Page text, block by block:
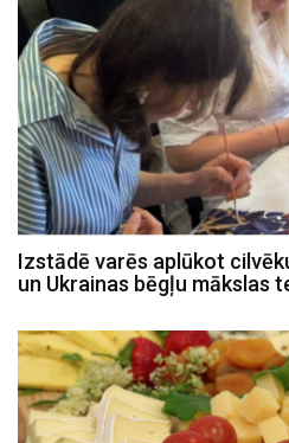
Izstādē varēs aplūkot
un Ukrainas bēgļu mākslas